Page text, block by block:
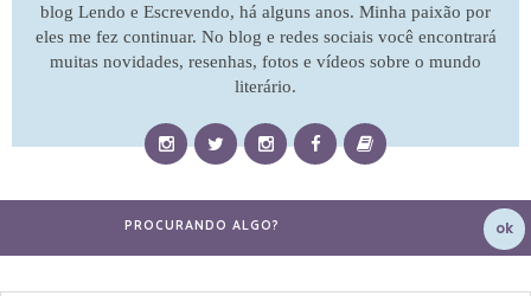
blog Lendo e Escrevendo, há alguns anos. Minha paixão por
eles me fez continuar. No blog e redes sociais você encontrará
muitas novidades, resenhas, fotos e vídeos sobre o mundo
literário.